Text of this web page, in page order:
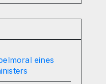
eines